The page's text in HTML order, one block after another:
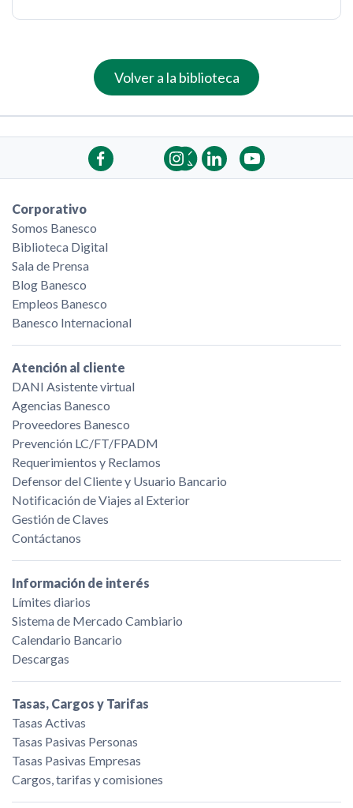
Volver a la biblioteca
Corporativo
Somos Banesco
Biblioteca Digital
Sala de Prensa
Blog Banesco
Empleos Banesco
Banesco Internacional
Atención al cliente
DANI Asistente virtual
Agencias Banesco
Proveedores Banesco
Prevención LC/FT/FPADM
Requerimientos y Reclamos
Defensor del Cliente y Usuario Bancario
Notificación de Viajes al Exterior
Gestión de Claves
Contáctanos
Información de interés
Límites diarios
Sistema de Mercado Cambiario
Calendario Bancario
Descargas
Tasas, Cargos y Tarifas
Tasas Activas
Tasas Pasivas Personas
Tasas Pasivas Empresas
Cargos, tarifas y comisiones